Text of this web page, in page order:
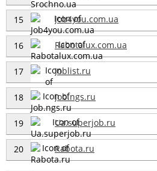
15 Job4you.com.ua
16 Rabotalux.com.ua
17 Joblist.ru
18 Job.ngs.ru
19 Ua.superjob.ru
20 Rabota.ru